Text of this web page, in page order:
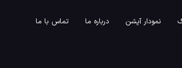
نمودار آپشن درباره ما تماس با ما